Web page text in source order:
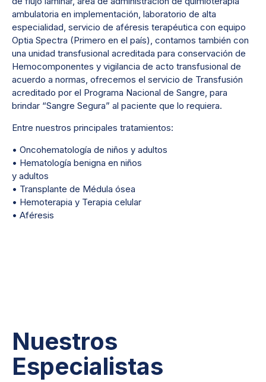
ambulatoria en implementación, laboratorio de alta
especialidad, servicio de aféresis terapéutica con equipo
Optia Spectra (Primero en el país), contamos también con
una unidad transfusional acreditada para conservación de
Hemocomponentes y vigilancia de acto transfusional de
acuerdo a normas, ofrecemos el servicio de Transfusión
acreditado por el Programa Nacional de Sangre, para
brindar “Sangre Segura” al paciente que lo requiera.
Entre nuestros principales tratamientos:
• Oncohematología de niños y adultos
• Hematología benigna en niños
y adultos
• Transplante de Médula ósea
• Hemoterapia y Terapia celular
• Aféresis
Nuestros
Especialistas